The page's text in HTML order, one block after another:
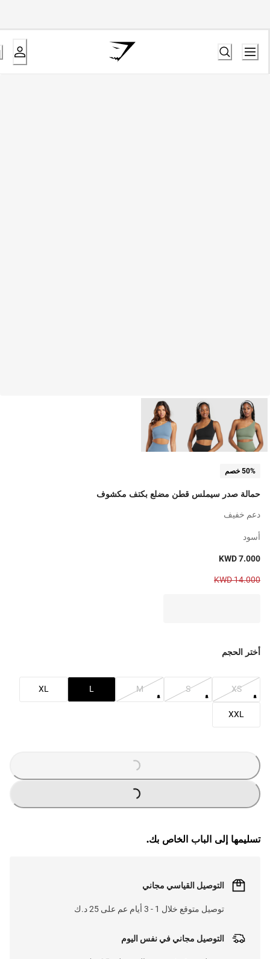
50% خصم
حمالة صدر سيملس قطن مضلع بكتف مكشوف
دعم خفيف
أسود
KWD 7.000
KWD 14.000
أختر الحجم
XS
S
M
L
XL
XXL
G
.
G
.
تسليمها إلى الباب الخاص بك.
التوصيل القياسي مجاني
توصيل متوقع خلال 1 - 3 أيام عم على 25 د.ك
التوصيل مجاني في نفس اليوم